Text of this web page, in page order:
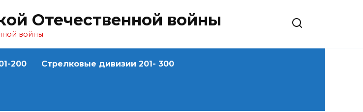
Отечественной войны
войны
200 Стрелковые дивизии 201- 300